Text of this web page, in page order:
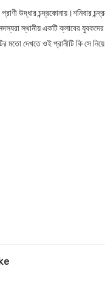
উদ্ধার চন্দ্রকোনায়।শনিবার
স্থানীয় একটি ক্লাবের
মতো দেখতে ওই প্রানীটি কি সে নিয়ে